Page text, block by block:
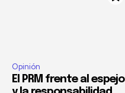
Opinión
El PRM frente al espejo